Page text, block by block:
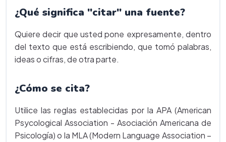
¿Qué significa "citar" una fuente?
Quiere decir que usted pone expresamente, dentro
del texto que está escribiendo, que tomó palabras,
ideas o cifras, de otra parte.
¿Cómo se cita?
Utilice las reglas establecidas por la APA (American
Psycological Association - Asociación Americana de
Psicología) o la MLA (Modern Language Association –